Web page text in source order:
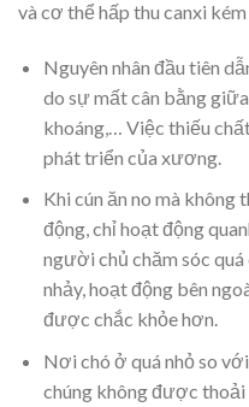
và cơ thể hấp thu canxi kém
Nguyên nhân đầu tiên
do sự mất cân bằng
khoáng,… Việc thiếu
phát triển của xương.
Khi cún ăn no mà không
động, chỉ hoạt động
người chủ chăm sóc
nhảy, hoạt động bên
được chắc khỏe hơn.
Nơi chó ở quá nhỏ so
chúng không được thoải